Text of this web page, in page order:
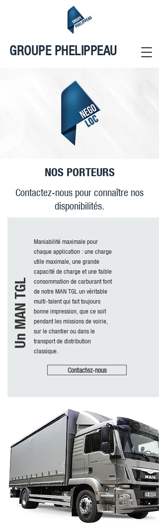
GROUPE PHELIPPEAU
NOS PORTEURS
Contactez-nous pour connaître nos
disponibilités.
Un MAN TGL
Maniabilité maximale pour
chaque application : une charge
utile maximale, une grande
capacité de charge et une faible
consommation de carburant font
de notre MAN TGL un véritable
multi-talent qui fait toujours
bonne impression, que ce soit
pendant les missions de voirie,
sur le chantier ou dans le
transport de distribution
classique.
Contactez-nous